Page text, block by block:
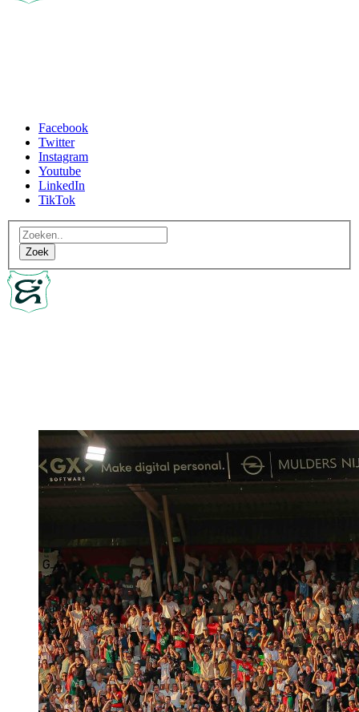
Facebook
Twitter
Instagram
Youtube
LinkedIn
TikTok